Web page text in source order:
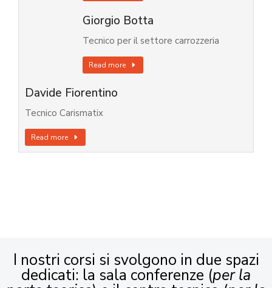
Giorgio Botta
Tecnico per il settore carrozzeria
Read more
Davide Fiorentino
Tecnico Carismatix
Read more
I nostri corsi si svolgono in due spazi
dedicati: la sala conferenze (per la